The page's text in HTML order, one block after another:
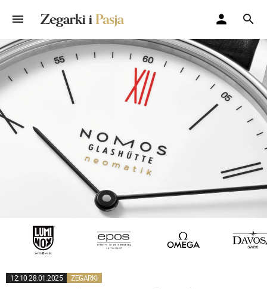
12:10 28.01.2025 ZEGARKI